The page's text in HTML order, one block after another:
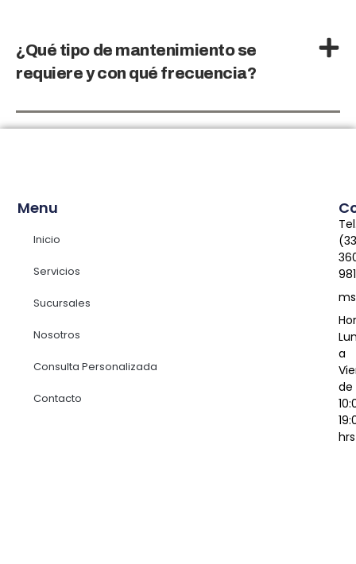
¿Qué tipo de mantenimiento se
requiere y con qué frecuencia?
Menu
Inicio
Servicios
Sucursales
Nosotros
Consulta Personalizada
Contacto
a
de
hrs